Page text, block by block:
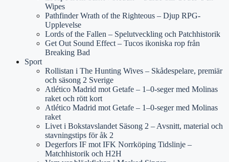
Wipes
Pathfinder Wrath of the Righteous – Djup RPG-
Upplevelse
Lords of the Fallen – Spelutveckling och Patchhistorik
Get Out Sound Effect – Tucos ikoniska rop från
Breaking Bad
Sport
Rollistan i The Hunting Wives – Skådespelare, premiär
och säsong 2 Sverige
Atlético Madrid mot Getafe – 1–0-seger med Molinas
raket och rött kort
Atlético Madrid mot Getafe – 1–0-seger med Molinas
raket
Livet i Bokstavslandet Säsong 2 – Avsnitt, material och
stavningstips för åk 2
Degerfors IF mot IFK Norrköping Tidslinje –
Matchhistorik och H2H